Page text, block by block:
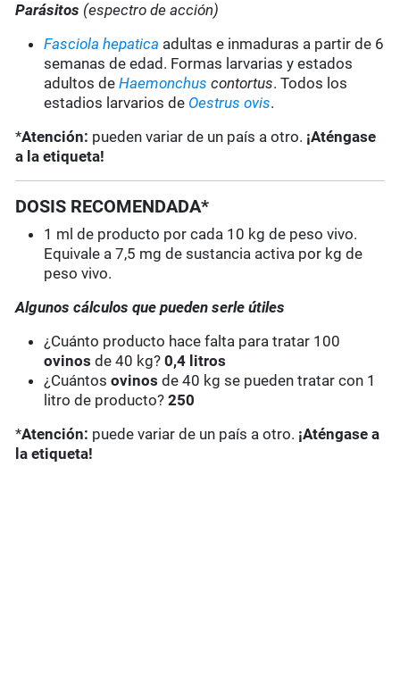
Parásitos (espectro de acción)
Fasciola hepatica adultas e inmaduras a partir de 6
semanas de edad. Formas larvarias y estados
adultos deHaemonchus contortus. Todos los
estadios larvarios de Oestrus ovis.
*Atención: pueden variar de un país a otro. ¡Aténgase
a la etiqueta!
DOSIS RECOMENDADA*
1 ml de producto por cada 10 kg de peso vivo.
Equivale a 7,5 mg de sustancia activa por kg de
peso vivo.
Algunos cálculos que pueden serle útiles
¿Cuánto producto hace falta para tratar 100
ovinos de 40 kg? 0,4 litros
¿Cuántosovinos de 40 kg se pueden tratar con 1
litro de producto?250
*Atención: puede variar de un país a otro. ¡Aténgase a
la etiqueta!